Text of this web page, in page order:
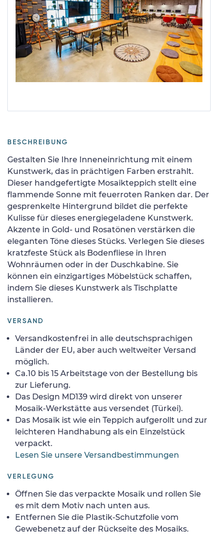
BESCHREIBUNG
Gestalten Sie Ihre Inneneinrichtung mit einem
Kunstwerk, das in prächtigen Farben erstrahlt.
Dieser handgefertigte Mosaikteppich stellt eine
flammende Sonne mit feuerroten Ranken dar. Der
gesprenkelte Hintergrund bildet die perfekte
Kulisse für dieses energiegeladene Kunstwerk.
Akzente in Gold- und Rosatönen verstärken die
eleganten Töne dieses Stücks. Verlegen Sie dieses
kratzfeste Stück als Bodenfliese in Ihren
Wohnräumen oder in der Duschkabine. Sie
können ein einzigartiges Möbelstück schaffen,
indem Sie dieses Kunstwerk als Tischplatte
installieren.
VERSAND
Versandkostenfrei in alle deutschsprachigen
Länder der EU, aber auch weltweiter Versand
möglich.
Ca.10 bis 15 Arbeitstage von der Bestellung bis
zur Lieferung.
Das Design MD139 wird direkt von unserer
Mosaik-Werkstätte aus versendet (Türkei).
Das Mosaik ist wie ein Teppich aufgerollt und zur
leichteren Handhabung als ein Einzelstück
verpackt.
Lesen Sie unsere Versandbestimmungen
VERLEGUNG
Öffnen Sie das verpackte Mosaik und rollen Sie
es mit dem Motiv nach unten aus.
Entfernen Sie die Plastik-Schutzfolie vom
Gewebenetz auf der Rückseite des Mosaiks.